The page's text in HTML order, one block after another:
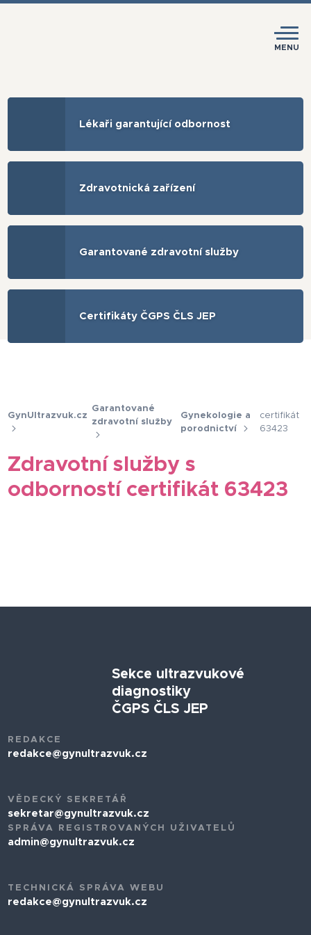
MENU
Lékaři garantující odbornost
Zdravotnická zařízení
Garantované zdravotní služby
Certifikáty ČGPS ČLS JEP
GynUltrazvuk.cz
Garantované
zdravotní služby
Gynekologie a
porodnictví
certifikát
63423
Zdravotní služby s
odborností certifikát 63423
Sekce ultrazvukové
diagnostiky
ČGPS ČLS JEP
REDAKCE
redakce@gynultrazvuk.cz
VĚDECKÝ SEKRETÁŘ
sekretar@gynultrazvuk.cz
SPRÁVA REGISTROVANÝCH UŽIVATELŮ
admin@gynultrazvuk.cz
TECHNICKÁ SPRÁVA WEBU
redakce@gynultrazvuk.cz